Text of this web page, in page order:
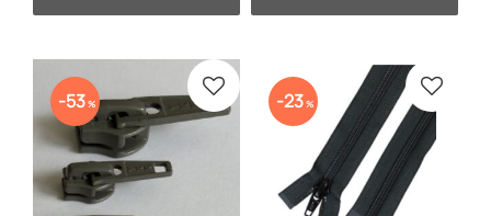
53% Add to favorites
23% Add to